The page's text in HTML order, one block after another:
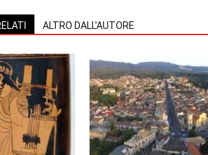
ALTRO DALL'AUTORE